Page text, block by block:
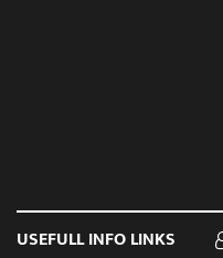
USEFULL INFO LINKS